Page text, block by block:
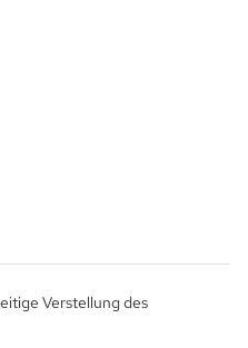
Verstellung des